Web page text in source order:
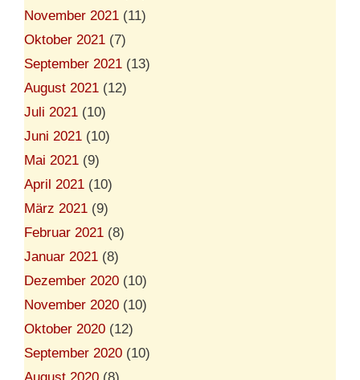
November 2021 (11)
Oktober 2021 (7)
September 2021 (13)
August 2021 (12)
Juli 2021 (10)
Juni 2021 (10)
Mai 2021 (9)
April 2021 (10)
März 2021 (9)
Februar 2021 (8)
Januar 2021 (8)
Dezember 2020 (10)
November 2020 (10)
Oktober 2020 (12)
September 2020 (10)